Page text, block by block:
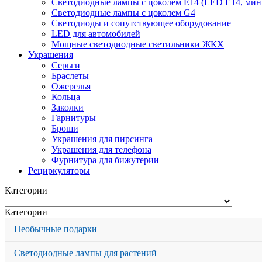
Светодиодные лампы с цоколем G4
Светодиоды и сопутствующее оборудование
LED для автомобилей
Мощные светодиодные светильники ЖКХ
Украшения
Серьги
Браслеты
Ожерелья
Кольца
Заколки
Гарнитуры
Броши
Украшения для пирсинга
Украшения для телефона
Фурнитура для бижутерии
Рециркуляторы
Категории
Категории
Необычные подарки
Светодиодные лампы для растений